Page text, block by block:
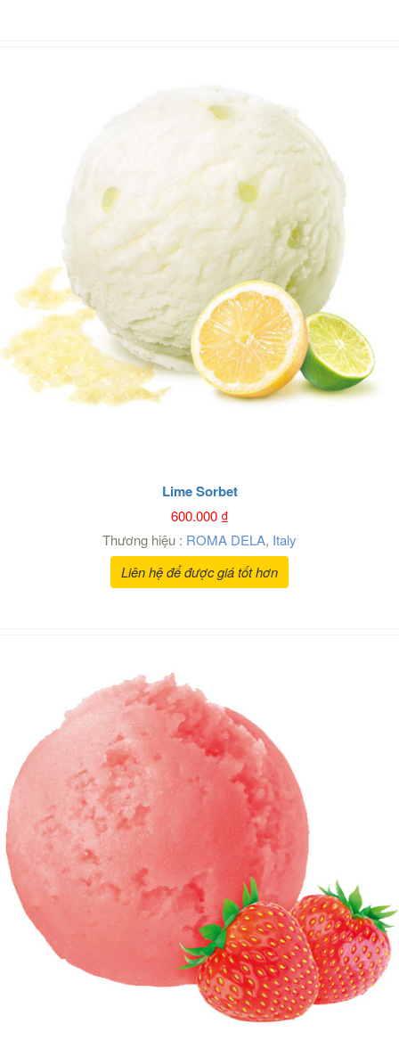
Lime Sorbet
600.000₫
Thương hiệu : ROMA DELA, Italy
Liên hệ để được giá tốt hơn